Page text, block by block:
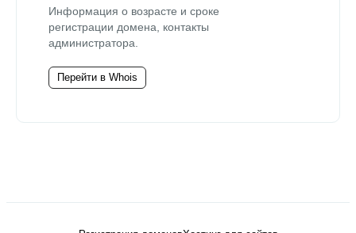
Информация о возрасте и сроке
регистрации домена, контакты
администратора.
Перейти в Whois